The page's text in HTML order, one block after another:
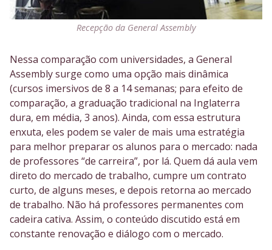
Recepção da General Assembly
Nessa comparação com universidades, a General
Assembly surge como uma opção mais dinâmica
(cursos imersivos de 8 a 14 semanas; para efeito de
comparação, a graduação tradicional na Inglaterra
dura, em média, 3 anos). Ainda, com essa estrutura
enxuta, eles podem se valer de mais uma estratégia
para melhor preparar os alunos para o mercado: nada
de professores “de carreira”, por lá. Quem dá aula vem
direto do mercado de trabalho, cumpre um contrato
curto, de alguns meses, e depois retorna ao mercado
de trabalho. Não há professores permanentes com
cadeira cativa. Assim, o conteúdo discutido está em
constante renovação e diálogo com o mercado.